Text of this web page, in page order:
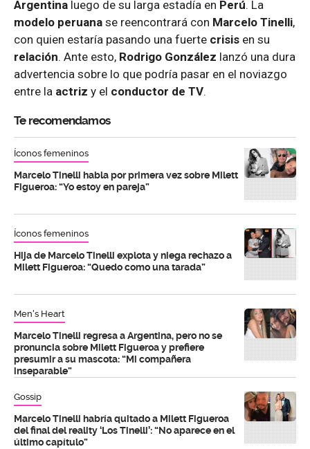
Argentina luego de su larga estadía en Perú. La
modelo peruana se reencontrará con Marcelo Tinelli,
con quien estaría pasando una fuerte crisis en su
relación. Ante esto, Rodrigo González lanzó una dura
advertencia sobre lo que podría pasar en el noviazgo
entre la actriz y el conductor de TV.
Te recomendamos
Íconos femeninos
Marcelo Tinelli habla por primera vez sobre Milett
Figueroa: “Yo estoy en pareja”
Íconos femeninos
Hija de Marcelo Tinelli explota y niega rechazo a
Milett Figueroa: “Quedo como una tarada”
Men's Heart
Marcelo Tinelli regresa a Argentina, pero no se
pronuncia sobre Milett Figueroa y prefiere
presumir a su mascota: “Mi compañera
inseparable”
Gossip
Marcelo Tinelli habría quitado a Milett Figueroa
del final del reality ‘Los Tinelli’: “No aparece en el
último capítulo”